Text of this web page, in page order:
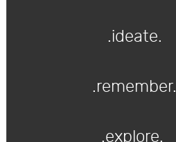
.ideate.
.remember.
.explore.